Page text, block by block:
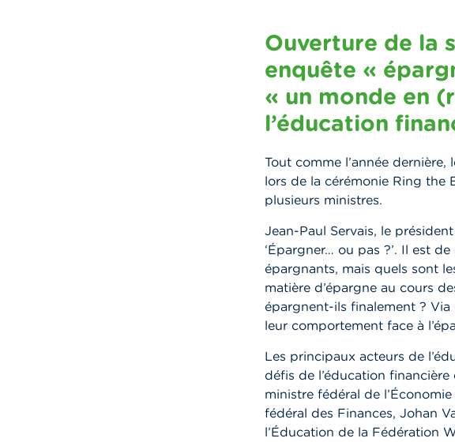
Ouverture de la
enquête «
« un monde en
l’éducation
Tout comme l’année dernière,
lors de la cérémonie Ring the
plusieurs ministres.
Jean-Paul Servais, le
‘Épargner… ou pas ?’. Il est
épargnants, mais quels sont
matière d’épargne au cours
épargnent-ils finalement ?
leur comportement face à
Les principaux acteurs de
défis de l’éducation
ministre fédéral de
fédéral des Finances, Johan
l’Éducation de la Fédération